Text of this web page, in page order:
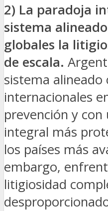
2) La paradoja
sistema
globales la
de escala.
sistema alineado
internacionales
prevención y
integral más
los países más
embargo,
litigiosidad